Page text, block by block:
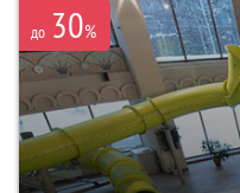
до 30%